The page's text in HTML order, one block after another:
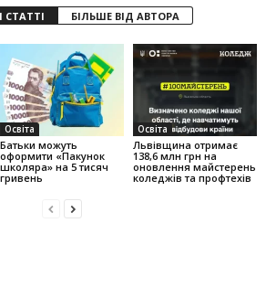
СТАТТІ БІЛЬШЕ ВІД АВТОРА
Освіта
Батьки можуть
оформити «Пакунок
школяра» на 5 тисяч
гривень
Освіта
Львівщина отримає
138,6 млн грн на
оновлення майстерень
коледжів та профтехів